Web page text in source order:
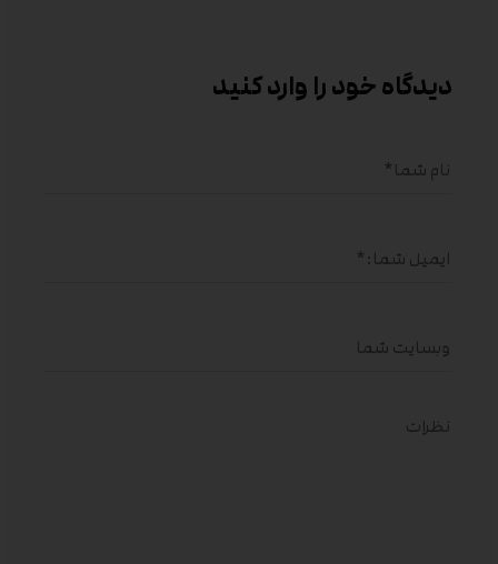
دیدگاه خود را وارد کنید